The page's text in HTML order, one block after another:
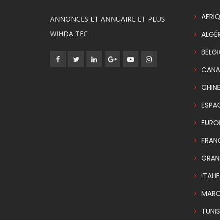
ANNONCES ET ANNUAIRE ET PLUS
WIHDA TEC
CHINE
ITALIE